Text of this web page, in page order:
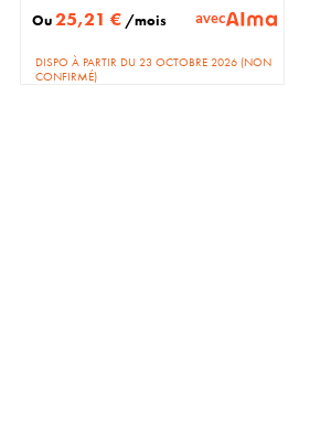
Ou25,21 € /mois avec
DISPO À PARTIR DU 23 OCTOBRE 2026 (NON
CONFIRMÉ)